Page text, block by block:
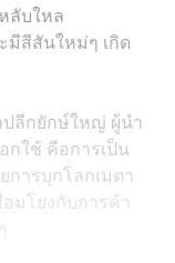
ลับใหล
สีสันใหม่ๆ เกิด
ปลีกยักษ์ใหญ่ ผู้นำ
กใช้ คือการเป็น
การบุกโลกเมตา
มโยงกับการค้า